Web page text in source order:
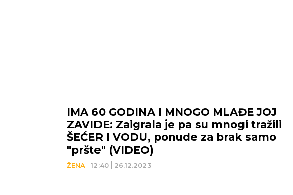
ŽENA 12:40 26.12.2023
IMA 60 GODINA I MNOGO MLAĐE JOJ
ZAVIDE: Zaigrala je pa su mnogi tražili
ŠEĆER I VODU, ponude za brak samo
"pršte" (VIDEO)